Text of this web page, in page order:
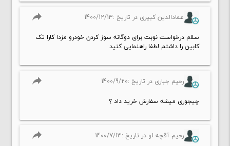
عمادالدین کبیری در تاریخ :1400/12/13 reply
سلام درخواست نوبت برای دوگانه سوز کردن خودرو مزدا کارا تک
کابین را داشتم لطفا راهنمایی کنید
رحیم جباری در تاریخ :1400/9/20 reply
چیجوری میشه سفارش خرید داد ؟
رحیم آقچه لو در تاریخ :1400/7/13 reply